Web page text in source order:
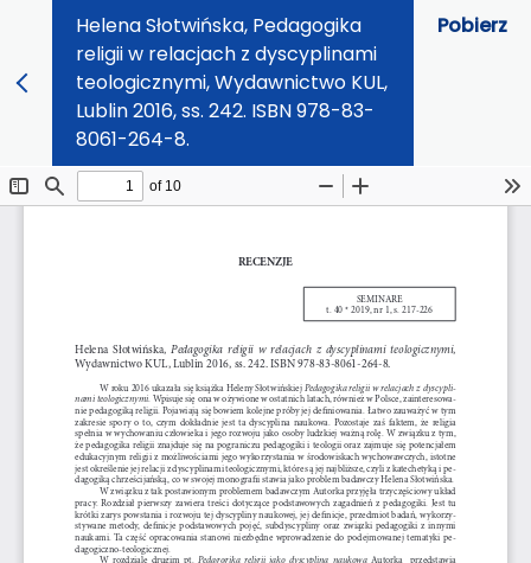
Helena Słotwińska, Pedagogika
religii w relacjach z dyscyplinami
teologicznymi, Wydawnictwo KUL,
Lublin 2016, ss. 242. ISBN 978-83-
8061-264-8.
Pobierz